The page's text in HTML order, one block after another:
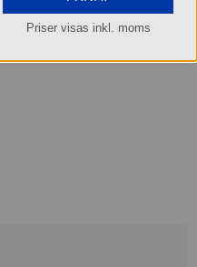
Priser visas inkl. moms